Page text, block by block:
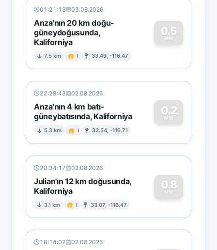
01:21:13 03.08.2026
Anza'nın 20 km doğu-
güneydoğusunda,
Kaliforniya
7.5 km I 33.49, -116.47
0.5
MW
0
22:29:43 02.08.2026
Anza'nın 4 km batı-
güneybatısında, Kaliforniya
5.3 km I 33.54, -116.71
0.2
MW
0
20:34:17 02.08.2026
Julian'ın 12 km doğusunda,
Kaliforniya
3.1 km I 33.07, -116.47
0.8
MW
0
18:14:02 02.08.2026